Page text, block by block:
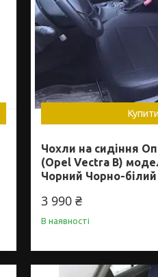
Купити
Чохли на сидіння
(Opel Vectra B)
Чорний Чорно-білий
3 990 ₴
В наявності